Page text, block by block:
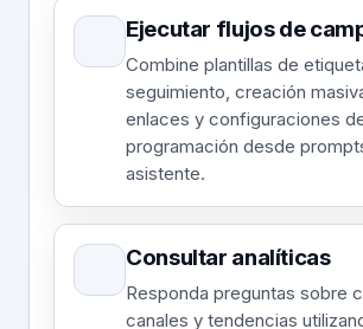
Ejecutar flujos de
Combine plantillas de
seguimiento, creación
enlaces y configuraciones
programación desde
asistente.
Consultar analíticas
Responda preguntas sobre
canales y tendencias